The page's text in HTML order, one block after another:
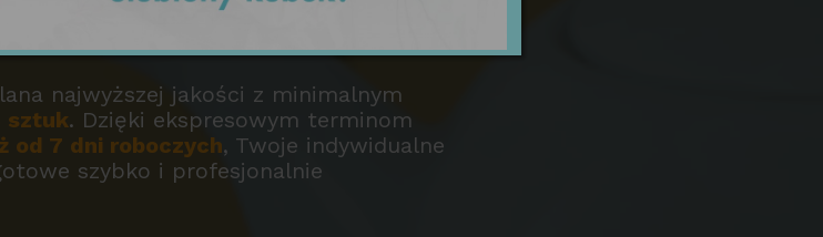
najwyższej jakości z minimalnym
sztuk. Dzięki ekspresowym terminom
od 7 dni roboczych, Twoje indywidualne
szybko i profesjonalnie